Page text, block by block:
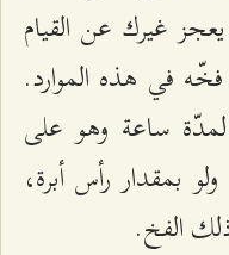
غيرك عن القيام
في هذه الموارد.
ساعة وهو على
بمقدار رأس أبرة،
الفخ.